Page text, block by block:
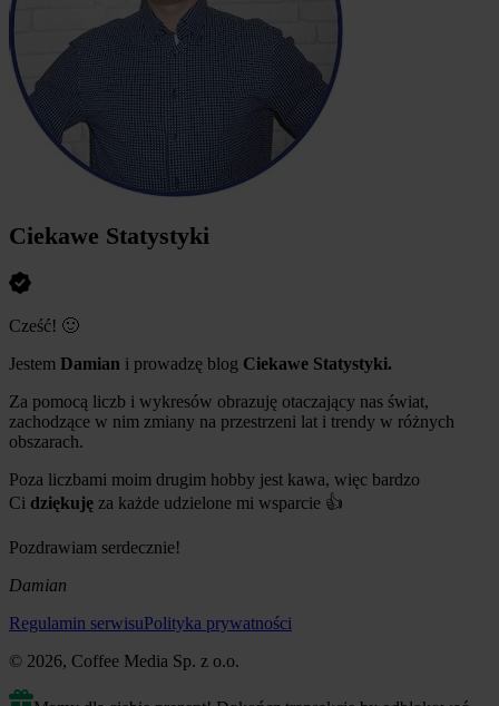
Ciekawe Statystyki
Cześć! 🙂
Jestem Damian i prowadzę blog Ciekawe Statystyki.
Za pomocą liczb i wykresów obrazuję otaczający nas świat,
zachodzące w nim zmiany na przestrzeni lat i trendy w różnych
obszarach.
Poza liczbami moim drugim hobby jest kawa, więc bardzo
Ci dziękuję za każde udzielone mi wsparcie 👍
Pozdrawiam serdecznie!
Damian
Regulamin serwisuPolityka prywatności
© 2026, Coffee Media Sp. z o.o.